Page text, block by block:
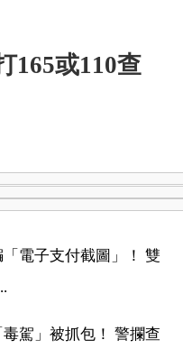
165或110查
電子支付截圖」！ 雙
駕」被抓包！ 警攔查